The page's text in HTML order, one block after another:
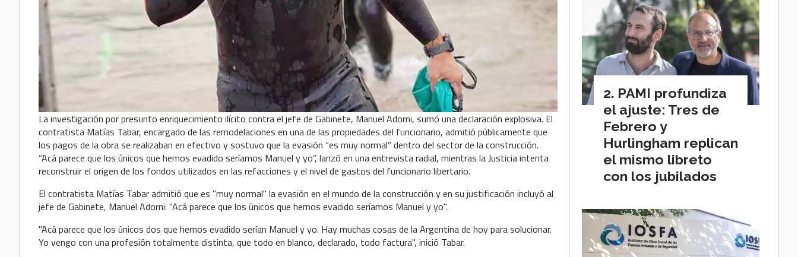
La investigación por presunto enriquecimiento ilícito contra el jefe de Gabinete, Manuel Adorni, sumó una declaración explosiva. El
contratista Matías Tabar, encargado de las remodelaciones en una de las propiedades del funcionario, admitió públicamente que
los pagos de la obra se realizaban en efectivo y sostuvo que la evasión “es muy normal” dentro del sector de la construcción.
“Acá parece que los únicos que hemos evadido seríamos Manuel y yo”, lanzó en una entrevista radial, mientras la Justicia intenta
reconstruir el origen de los fondos utilizados en las refacciones y el nivel de gastos del funcionario libertario.
El contratista Matías Tabar admitió que es "muy normal" la evasión en el mundo de la construcción y en su justificación incluyó al
jefe de Gabinete, Manuel Adorni: "Acá parece que los únicos que hemos evadido seríamos Manuel y yo".
"Acá parece que los únicos dos que hemos evadido serían Manuel y yo. Hay muchas cosas de la Argentina de hoy para solucionar.
Yo vengo con una profesión totalmente distinta, que todo en blanco, declarado, todo factura", inició Tabar.
PAMI profundiza
el ajuste: Tres de
Febrero y
Hurlingham replican
el mismo libreto
con los jubilados